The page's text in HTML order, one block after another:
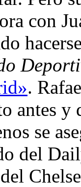
con
.
antes y
se
del